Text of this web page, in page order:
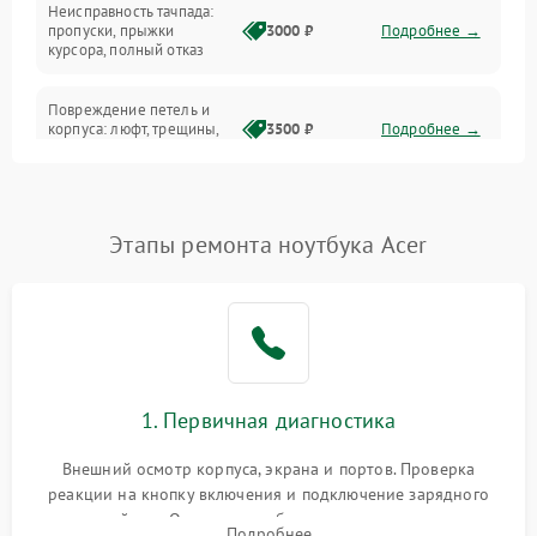
Сеть и интернет
Неисправность тачпада:
пропуски, прыжки
курсора, полный отказ
3000 ₽ Подробнее →
Повреждение петель и
корпуса: люфт, трещины,
3500 ₽ Подробнее →
невозможность зарядки,
2500 ₽ Подробнее →
2000 ₽
Перегрев из‑за пыли,
неисправности кулера
Выход из строя SSD или
Этапы ремонта ноутбука Acer
1. Первичная диагностика
Внешний осмотр корпуса, экрана и портов. Проверка
реакции на кнопку включения и подключение зарядного
устройства. Оценка потребления тока с помощью